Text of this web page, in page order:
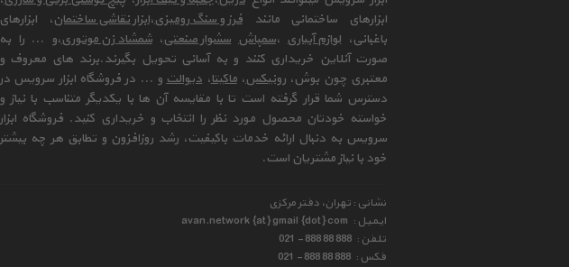
ابزارهای ساختمانی مانندفرز و سنگ رومیزی،ابزار نقاشی ساختمان، ابزارهای
باغبانی،لوازم آبیاری،سمپاش سشوار صنعتی،شمشاد زن موتوری،و ... را به
صورت آنلاین خریداری کنند و به آسانی تحویل بگیرند.برند های معروف و
معتبری چون بوش، رونیکس،ماکیتا، دیوالتو ... در فروشگاه ابزار سرویس در
دسترس شما قرار گرفته است تا با مقایسه آن ها با یکدیگر متناسب با نیاز و
خواسته خودتان محصول مورد نظر را انتخاب و خریداری کنید. فروشگاه ابزار
سرویس به دنبال ارائه خدمات باکیفیت، رشد روزافزون و تطابق هر چه بیشتر
خود با نیاز مشتریان است.
نشانی : تهران، دفتر مرکزی
ایمیل : avan.network {at} gmail {dot} com
تلفن : 021 - 888 88 888
فکس : 021 - 888 88 888